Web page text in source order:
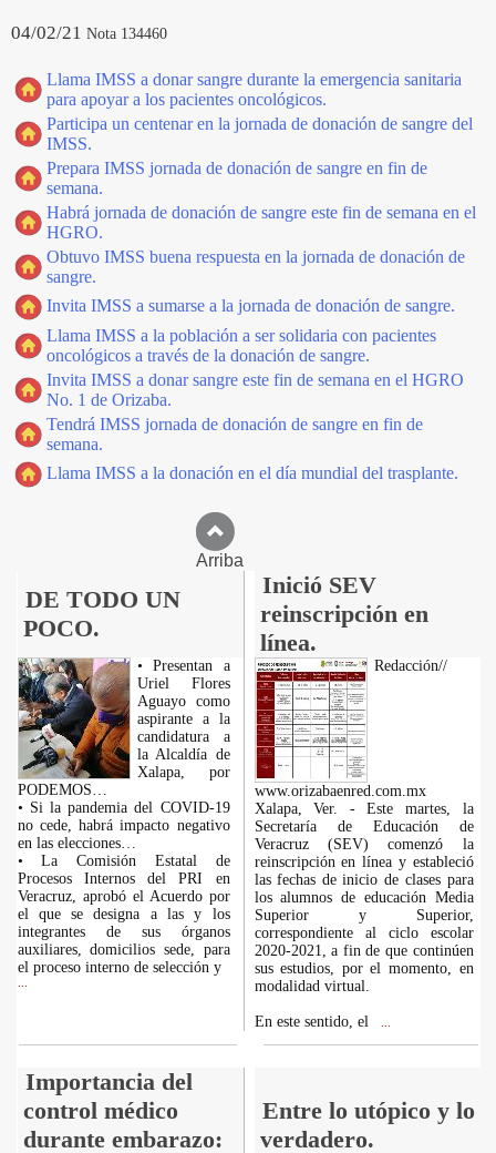
04/02/21 Nota 134460
Llama IMSS a donar sangre durante la emergencia sanitaria
para apoyar a los pacientes oncológicos.
Participa un centenar en la jornada de donación de sangre del
IMSS.
Prepara IMSS jornada de donación de sangre en fin de
semana.
Habrá jornada de donación de sangre este fin de semana en el
HGRO.
Obtuvo IMSS buena respuesta en la jornada de donación de
sangre.
Invita IMSS a sumarse a la jornada de donación de sangre.
Llama IMSS a la población a ser solidaria con pacientes
oncológicos a través de la donación de sangre.
Invita IMSS a donar sangre este fin de semana en el HGRO
No. 1 de Orizaba.
Tendrá IMSS jornada de donación de sangre en fin de
semana.
Llama IMSS a la donación en el día mundial del trasplante.
Arriba
DE TODO UN
POCO.
Inició SEV
reinscripción en
línea.
• Presentan a
Uriel Flores
Aguayo como
aspirante a la
candidatura a
la Alcaldía de
Xalapa, por
PODEMOS…
• Si la pandemia del COVID-19
no cede, habrá impacto negativo
en las elecciones…
• La Comisión Estatal de
Procesos Internos del PRI en
Veracruz, aprobó el Acuerdo por
el que se designa a las y los
integrantes de sus órganos
auxiliares, domicilios sede, para
el proceso interno de selección y
Redacción//
www.orizabaenred.com.mx
Xalapa, Ver. - Este martes, la
Secretaría de Educación de
Veracruz (SEV) comenzó la
reinscripción en línea y estableció
las fechas de inicio de clases para
los alumnos de educación Media
Superior y Superior,
correspondiente al ciclo escolar
2020-2021, a fin de que continúen
sus estudios, por el momento, en
modalidad virtual.
En este sentido, el
Importancia del
control médico
durante embarazo:
Entre lo utópico y lo
verdadero.